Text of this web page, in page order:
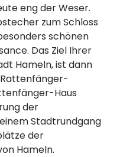
eng der Weser.
zum Schloss
schönen
Das Ziel Ihrer
Hameln, ist dann
Haus
der
Stadtrundgang
der
Hameln.